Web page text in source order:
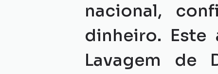
nacional,
dinheiro.
Lavagem de